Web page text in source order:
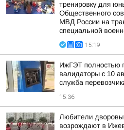
тренировку для
Общественного
МВД России на
специальной
15:19
ИжГЭТ полностью
валидаторы с 10
служба
15:36
Любители
возрождают в